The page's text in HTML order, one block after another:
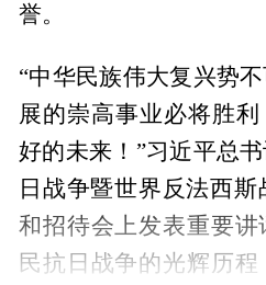
誉。
“中华民族伟大复兴势
展的崇高事业必将胜
好的未来！”习近平总
日战争暨世界反法西
和招待会上发表重要讲
民抗日战争的光辉历